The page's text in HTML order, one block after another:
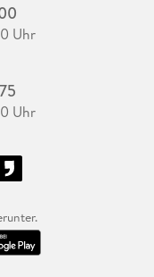
Uhr
Uhr